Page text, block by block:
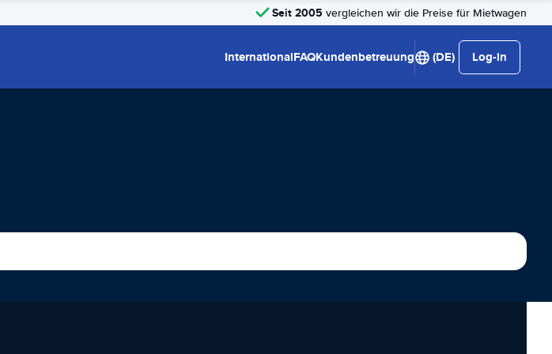
Seit 2005 vergleichen wir die Preise für Mietwagen
InternationalFAQKundenbetreuung (DE) Log-in